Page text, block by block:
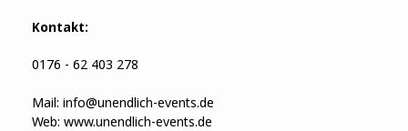
Kontakt:
0176 - 62 403 278
Mail: info@unendlich-events.de
Web: www.unendlich-events.de